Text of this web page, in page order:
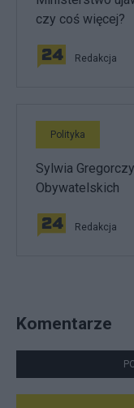
czy coś więcej?
Redakcja
Polityka
Sylwia
Obywatelskich
Redakcja
Komentarze